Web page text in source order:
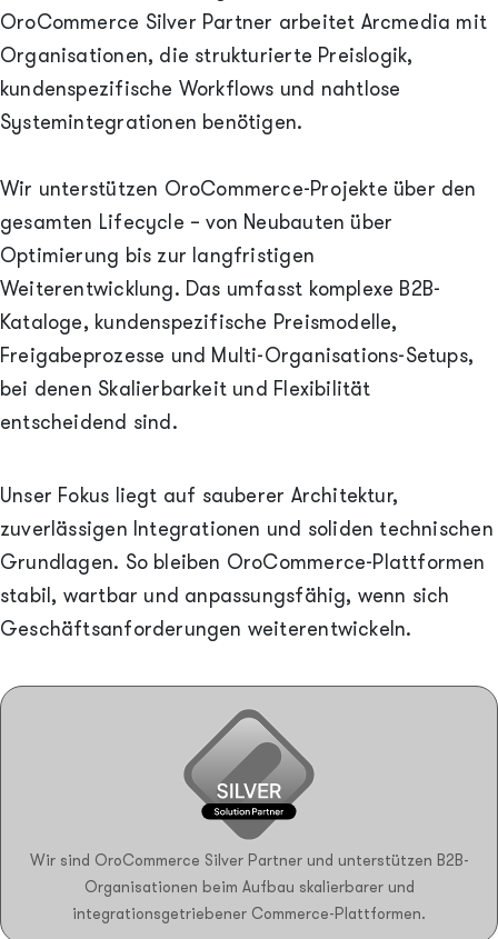
OroCommerce Silver Partner arbeitet Arcmedia mit
Organisationen, die strukturierte Preislogik,
kundenspezifische Workflows und nahtlose
Systemintegrationen benötigen.
Wir unterstützen OroCommerce-Projekte über den
gesamten Lifecycle – von Neubauten über
Optimierung bis zur langfristigen
Weiterentwicklung. Das umfasst komplexe B2B-
Kataloge, kundenspezifische Preismodelle,
Freigabeprozesse und Multi-Organisations-Setups,
bei denen Skalierbarkeit und Flexibilität
entscheidend sind.
Unser Fokus liegt auf sauberer Architektur,
zuverlässigen Integrationen und soliden technischen
Grundlagen. So bleiben OroCommerce-Plattformen
stabil, wartbar und anpassungsfähig, wenn sich
Geschäftsanforderungen weiterentwickeln.
Wir sind OroCommerce Silver Partner und unterstützen B2B-
Organisationen beim Aufbau skalierbarer und
integrationsgetriebener Commerce-Plattformen.